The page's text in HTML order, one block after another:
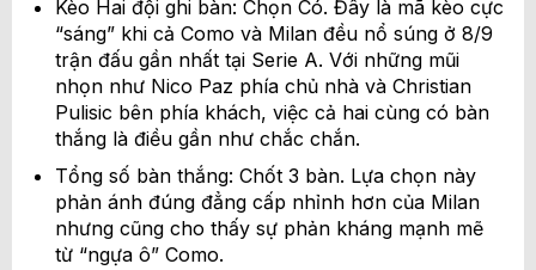
Kèo Hai đội ghi bàn: Chọn Có. Đây là mã kèo cực
“sáng” khi cả Como và Milan đều nổ súng ở 8/9
trận đấu gần nhất tại Serie A. Với những mũi
nhọn như Nico Paz phía chủ nhà và Christian
Pulisic bên phía khách, việc cả hai cùng có bàn
thắng là điều gần như chắc chắn.
Tổng số bàn thắng: Chốt 3 bàn. Lựa chọn này
phản ánh đúng đẳng cấp nhỉnh hơn của Milan
nhưng cũng cho thấy sự phản kháng mạnh mẽ
từ “ngựa ô” Como.